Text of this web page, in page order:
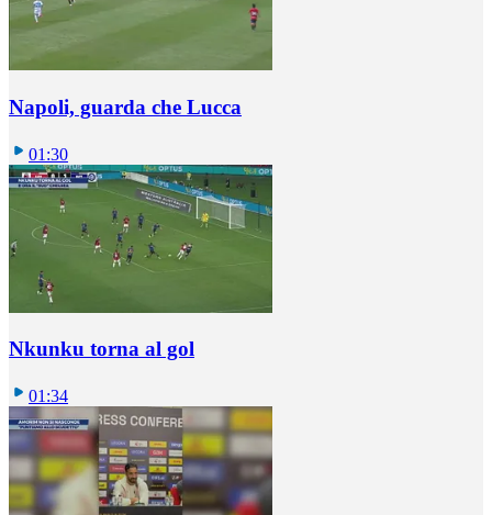
Napoli, guarda che Lucca
01:30
Nkunku torna al gol
01:34